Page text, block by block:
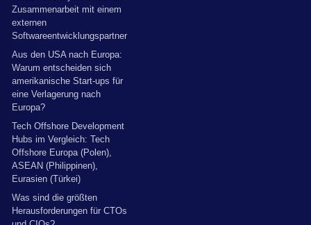
Zusammenarbeit mit einem
externen
Softwareentwicklungspartner
Aus den USA nach Europa:
Warum entscheiden sich
amerikanische Start-ups für
eine Verlagerung nach
Europa?
Tech Offshore Development
Hubs im Vergleich: Tech
Offshore Europa (Polen),
ASEAN (Philippinen),
Eurasien (Türkei)
Was sind die größten
Herausforderungen für CTOs